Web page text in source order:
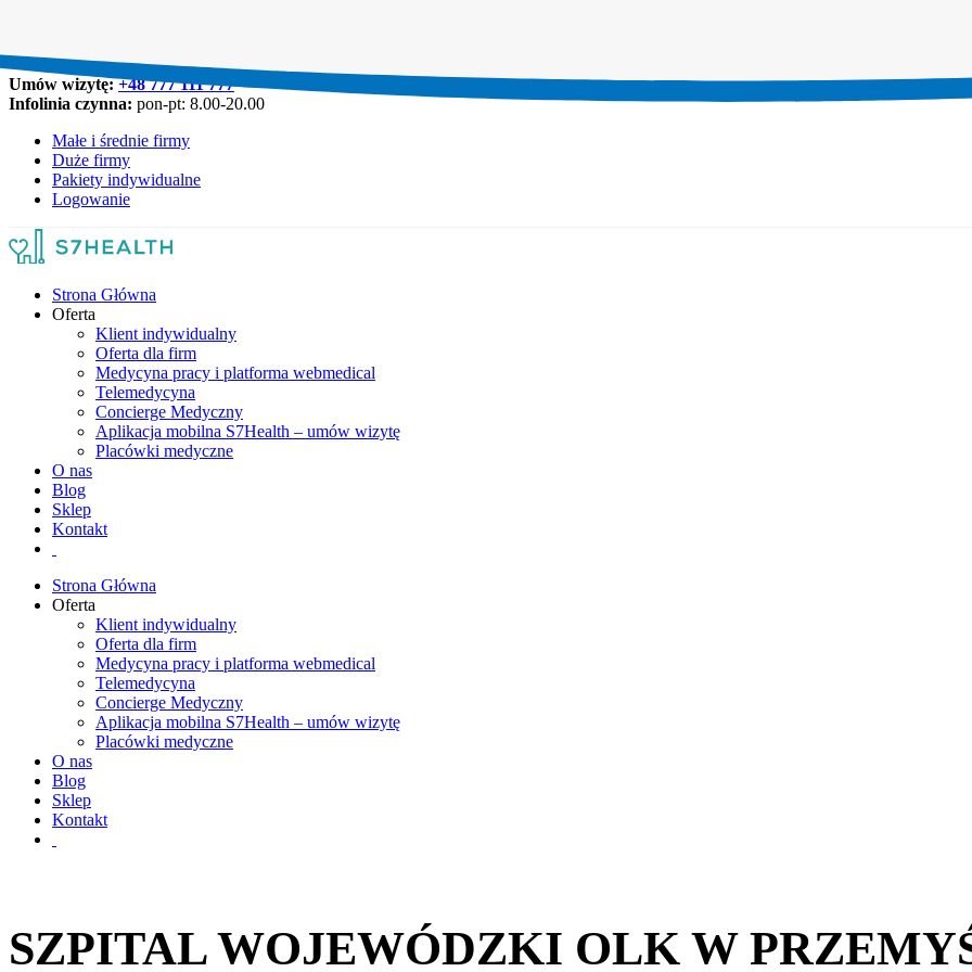
Umów wizytę:+48 777 111 777
Infolinia czynna: pon-pt: 8.00-20.00
Małe i średnie firmy
Duże firmy
Pakiety indywidualne
Logowanie
Strona Główna
Oferta
Klient indywidualny
Oferta dla firm
Medycyna pracy i platforma webmedical
Telemedycyna
Concierge Medyczny
Aplikacja mobilna S7Health – umów wizytę
Placówki medyczne
O nas
Blog
Sklep
Kontakt
Strona Główna
Oferta
Klient indywidualny
Oferta dla firm
Medycyna pracy i platforma webmedical
Telemedycyna
Concierge Medyczny
Aplikacja mobilna S7Health – umów wizytę
Placówki medyczne
O nas
Blog
Sklep
Kontakt
SZPITAL WOJEWÓDZKI OLK W